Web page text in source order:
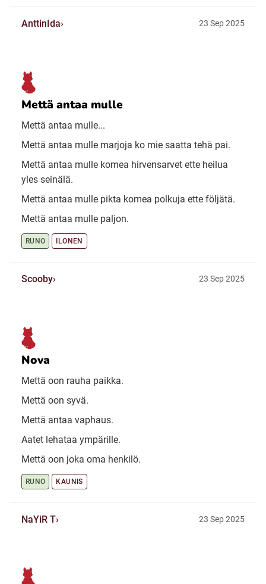
AnttinIda 23 Sep 2025
Mettä antaa mulle
Mettä antaa mulle...
Mettä antaa mulle marjoja ko mie saatta tehä pai.
Mettä antaa mulle komea hirvensarvet ette heilua
yles seinälä.
Mettä antaa mulle pikta komea polkuja ette följätä.
Mettä antaa mulle paljon.
RUNO ILONEN
Scooby 23 Sep 2025
Nova
Mettä oon rauha paikka.
Mettä oon syvä.
Mettä antaa vaphaus.
Aatet lehataa ympärille.
Mettä oon joka oma henkilö.
RUNO KAUNIS
NaYiR T 23 Sep 2025